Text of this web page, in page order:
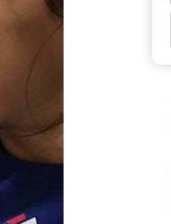
pendant les vacances ?
Mortalité infantile : un